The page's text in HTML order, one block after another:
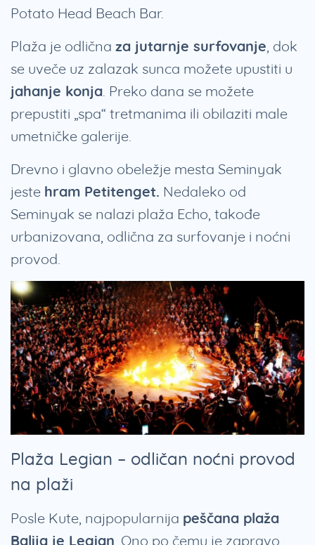
Potato Head Beach Bar.
Plaža je odlična za jutarnje surfovanje , dok
se uveče uz zalazak sunca možete upustiti u
jahanje konja . Preko dana se možete
prepustiti „spa“ tretmanima ili obilaziti male
umetničke galerije.
Drevno i glavno obeležje mesta Seminyak
jeste hram Petitenget. Nedaleko od
Seminyak se nalazi plaža Echo, takođe
urbanizovana, odlična za surfovanje i noćni
provod.
Plaža Legian – odličan noćni provod
na plaži
Posle Kute, najpopularnija peščana plaža
Balija je Legian . Ono po čemu je zapravo